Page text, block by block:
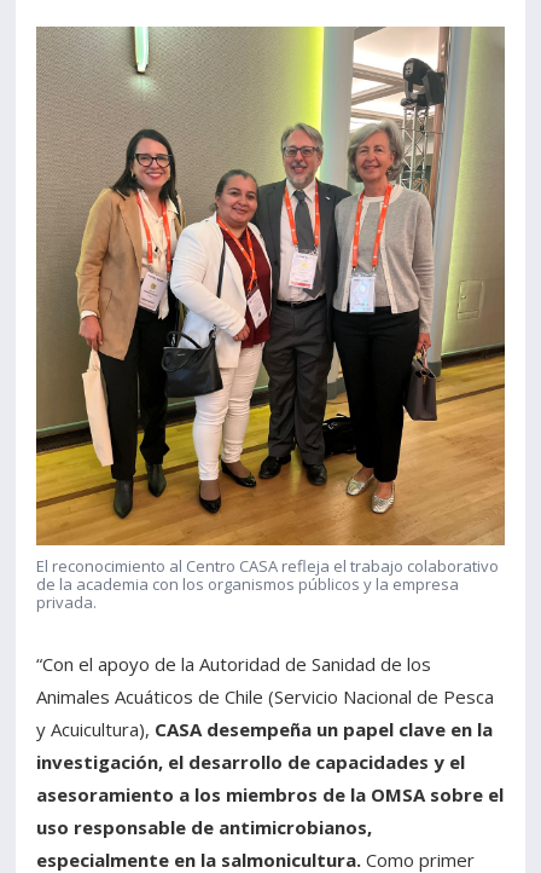
El reconocimiento al Centro CASA refleja el trabajo colaborativo
de la academia con los organismos públicos y la empresa
privada.
“Con el apoyo de la Autoridad de Sanidad de los
Animales Acuáticos de Chile (Servicio Nacional de Pesca
y Acuicultura), CASA desempeña un papel clave en la
investigación, el desarrollo de capacidades y el
asesoramiento a los miembros de la OMSA sobre el
uso responsable de antimicrobianos,
especialmente en la salmonicultura. Como primer